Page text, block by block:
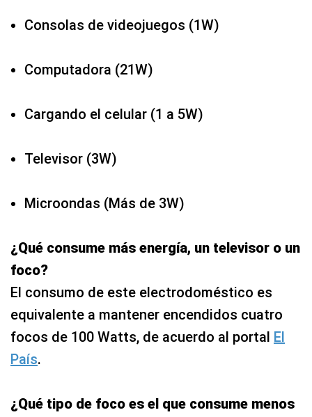
Consolas de videojuegos (1W)
Computadora (21W)
Cargando el celular (1 a 5W)
Televisor (3W)
Microondas (Más de 3W)
¿Qué consume más energía, un televisor o un
foco?
El consumo de este electrodoméstico es
equivalente a mantener encendidos cuatro
focos de 100 Watts, de acuerdo al portal El
País.
¿Qué tipo de foco es el que consume menos